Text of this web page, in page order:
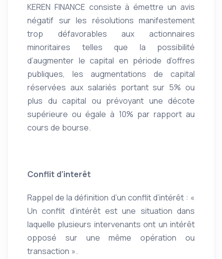
KEREN FINANCE consiste à émettre un avis
négatif sur les résolutions manifestement
trop défavorables aux actionnaires
minoritaires telles que la possibilité
d’augmenter le capital en période d’offres
publiques, les augmentations de capital
réservées aux salariés portant sur 5% ou
plus du capital ou prévoyant une décote
supérieure ou égale à 10% par rapport au
cours de bourse.
Conflit d'interêt
Rappel de la définition d’un conflit d’intérêt : «
Un conflit d’intérêt est une situation dans
laquelle plusieurs intervenants ont un intérêt
opposé sur une même opération ou
transaction ».